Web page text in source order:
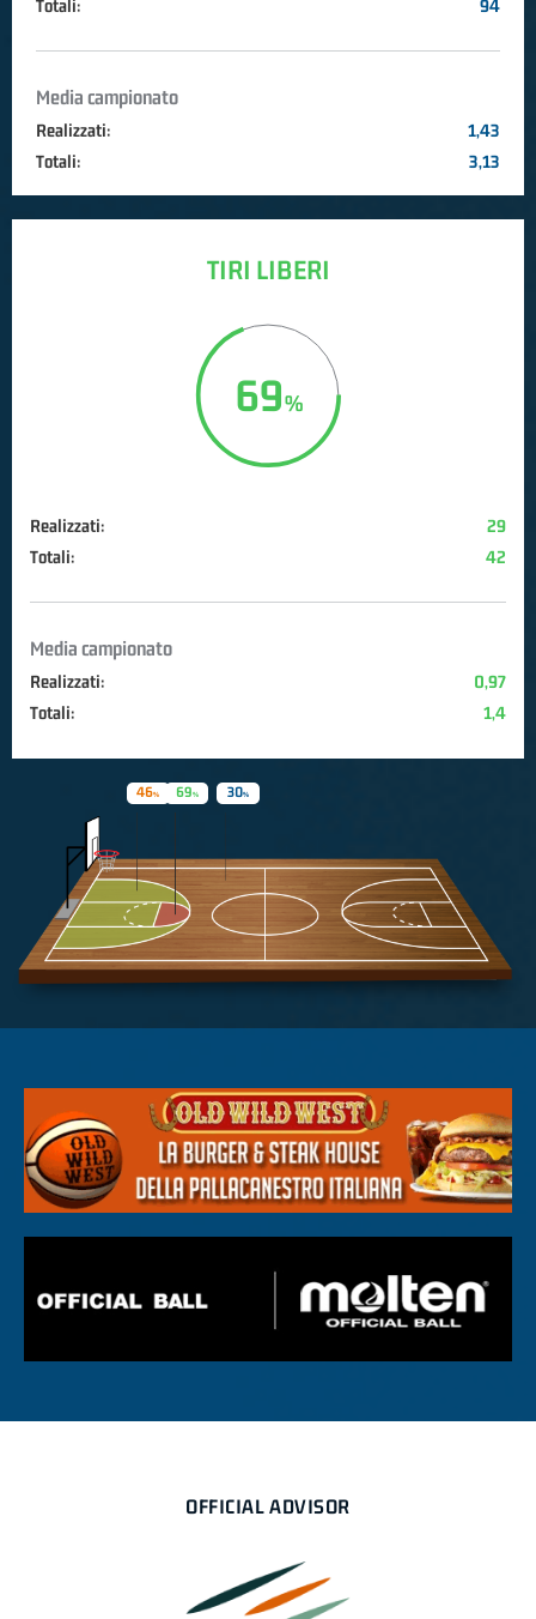
Totali: 94
Media campionato
Realizzati:
1,43
Totali:
3,13
TIRI LIBERI
69
Realizzati:
29
Totali:
42
Media campionato
Realizzati:
0,97
Totali:
1,4
69
46 30
OFFICIAL ADVISOR